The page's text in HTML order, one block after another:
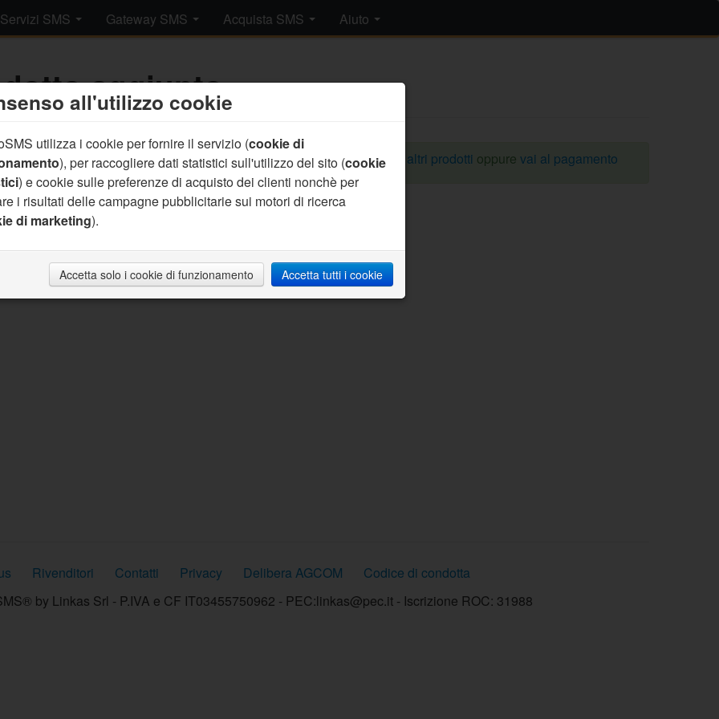
Servizi SMS Gateway SMS Acquista SMS Aiuto
all'utilizzo cookie
utilizza i cookie per fornire il servizio (cookie di
), per raccogliere dati statistici sull'utilizzo del sito (cookie
) e cookie sulle preferenze di acquisto dei clienti nonchè per
i risultati delle campagne pubblicitarie sui motori di ricerca
di marketing).
Accetta solo i cookie di funzionamento Accetta tutti i cookie
aggiunto.
aggiunto un prodotto al tuo carrello.clicca qui per comprare altri prodotti oppure vai al pagamento
Rivenditori Contatti Privacy Delibera AGCOM
Codice di condotta
by Linkas Srl - P.IVA e CF IT03455750962 - PEC:linkas@pec.it - Iscrizione ROC: 31988